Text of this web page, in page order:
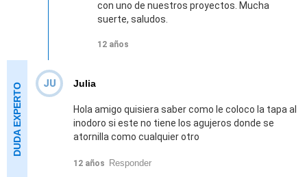
con uno de nuestros proyectos. Mucha
suerte, saludos.
12 años
JU Julia
Hola amigo quisiera saber como le coloco la tapa al
inodoro si este no tiene los agujeros donde se
atornilla como cualquier otro
12 años Responder